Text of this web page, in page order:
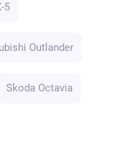
5
Outlander
Skoda Octavia